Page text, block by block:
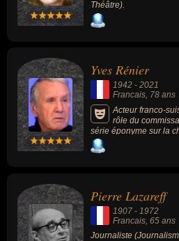
Théâtre).
Yves Rénier
1942 - 2021
Francais, 78 ans
Acteur franco-
rôle du
série éponyme sur la
française TF1.
Pierre Lazareff
1907 - 1972
Francais, 65 ans
Journaliste